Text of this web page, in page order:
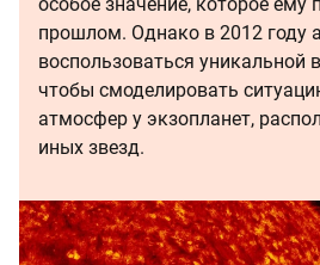
особое значение, которое ему
прошлом. Однако в 2012 году
воспользоваться уникальной
чтобы смоделировать
атмосфер у экзопланет,
иных звезд.